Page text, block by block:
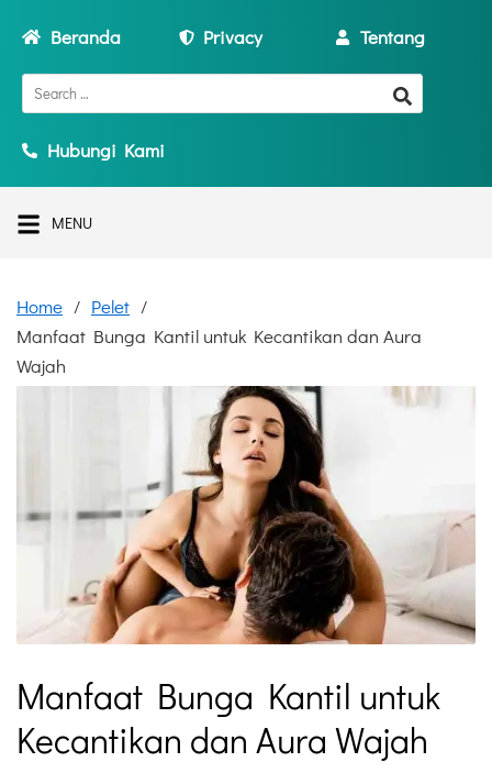
Beranda Privacy Tentang
Hubungi Kami
MENU
Home
Pelet
Manfaat Bunga Kantil untuk Kecantikan dan Aura
Wajah
Manfaat Bunga Kantil untuk
Kecantikan dan Aura Wajah